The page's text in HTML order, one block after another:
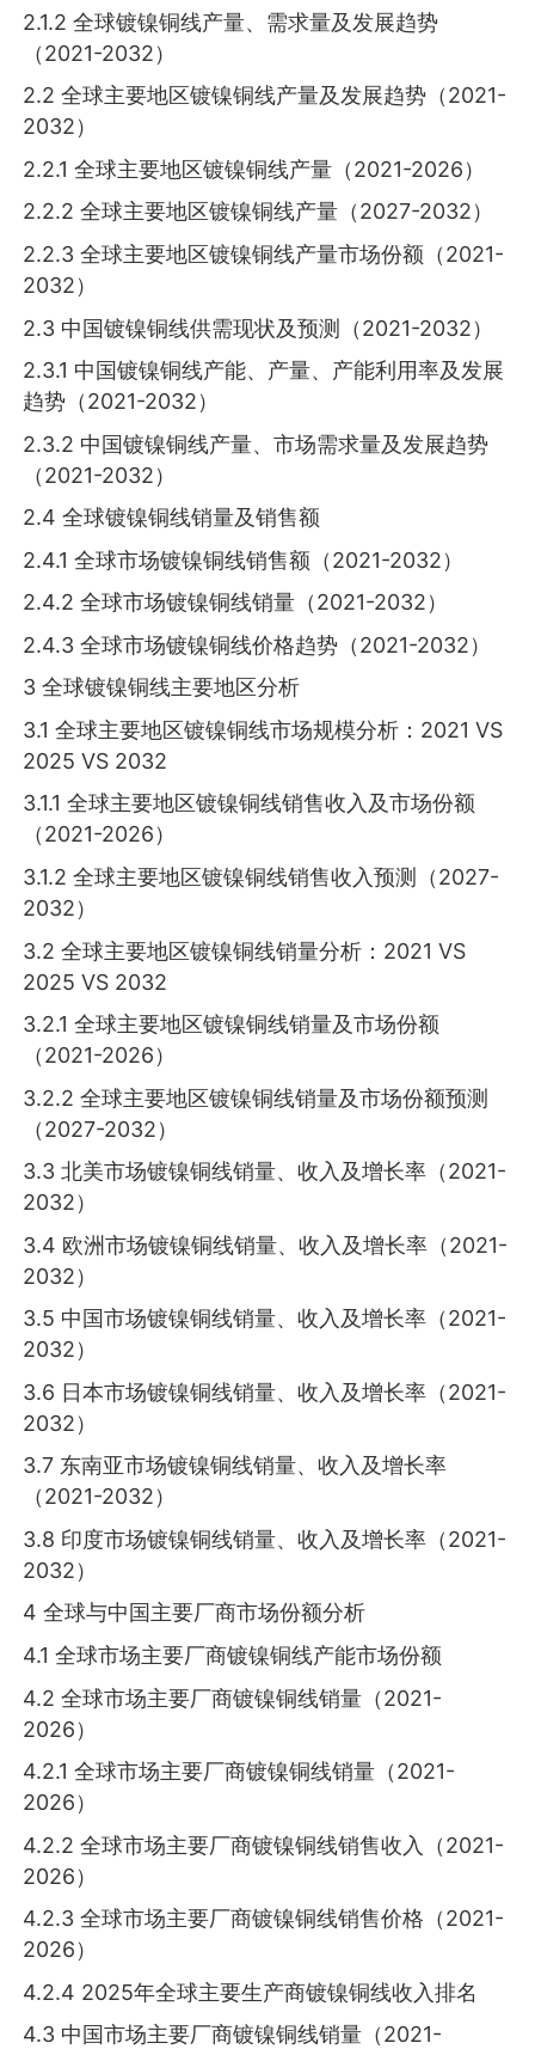
2.1.2 全球镀镍铜线产量、需求量及发展趋势
（2021-2032）
2.2 全球主要地区镀镍铜线产量及发展趋势（2021-
2032）
2.2.1 全球主要地区镀镍铜线产量（2021-2026）
2.2.2 全球主要地区镀镍铜线产量（2027-2032）
2.2.3 全球主要地区镀镍铜线产量市场份额（2021-
2032）
2.3 中国镀镍铜线供需现状及预测（2021-2032）
2.3.1 中国镀镍铜线产能、产量、产能利用率及发展
趋势（2021-2032）
2.3.2 中国镀镍铜线产量、市场需求量及发展趋势
（2021-2032）
2.4 全球镀镍铜线销量及销售额
2.4.1 全球市场镀镍铜线销售额（2021-2032）
2.4.2 全球市场镀镍铜线销量（2021-2032）
2.4.3 全球市场镀镍铜线价格趋势（2021-2032）
3 全球镀镍铜线主要地区分析
3.1 全球主要地区镀镍铜线市场规模分析：2021 VS
2025 VS 2032
3.1.1 全球主要地区镀镍铜线销售收入及市场份额
（2021-2026）
3.1.2 全球主要地区镀镍铜线销售收入预测（2027-
2032）
3.2 全球主要地区镀镍铜线销量分析：2021 VS
2025 VS 2032
3.2.1 全球主要地区镀镍铜线销量及市场份额
（2021-2026）
3.2.2 全球主要地区镀镍铜线销量及市场份额预测
（2027-2032）
3.3 北美市场镀镍铜线销量、收入及增长率（2021-
2032）
3.4 欧洲市场镀镍铜线销量、收入及增长率（2021-
2032）
3.5 中国市场镀镍铜线销量、收入及增长率（2021-
2032）
3.6 日本市场镀镍铜线销量、收入及增长率（2021-
2032）
3.7 东南亚市场镀镍铜线销量、收入及增长率
（2021-2032）
3.8 印度市场镀镍铜线销量、收入及增长率（2021-
2032）
4 全球与中国主要厂商市场份额分析
4.1 全球市场主要厂商镀镍铜线产能市场份额
4.2 全球市场主要厂商镀镍铜线销量（2021-
2026）
4.2.1 全球市场主要厂商镀镍铜线销量（2021-
2026）
4.2.2 全球市场主要厂商镀镍铜线销售收入（2021-
2026）
4.2.3 全球市场主要厂商镀镍铜线销售价格（2021-
2026）
4.2.4 2025年全球主要生产商镀镍铜线收入排名
4.3 中国市场主要厂商镀镍铜线销量（2021-